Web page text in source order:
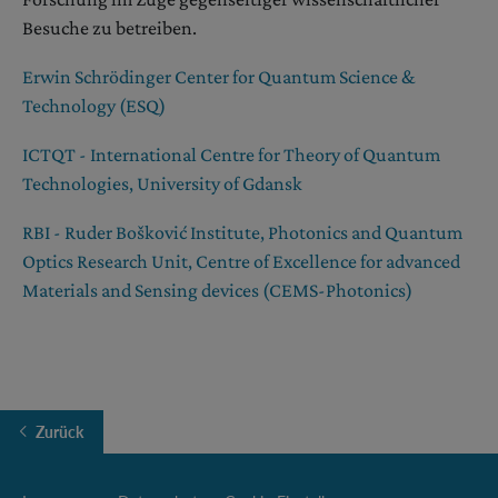
Besuche zu betreiben.
Erwin Schrödinger Center for Quantum Science &
Technology (ESQ)
ICTQT - International Centre for Theory of Quantum
Technologies, University of Gdansk
RBI - Ruder Bošković Institute, Photonics and Quantum
Optics Research Unit, Centre of Excellence for advanced
Materials and Sensing devices (CEMS-Photonics)
Zurück